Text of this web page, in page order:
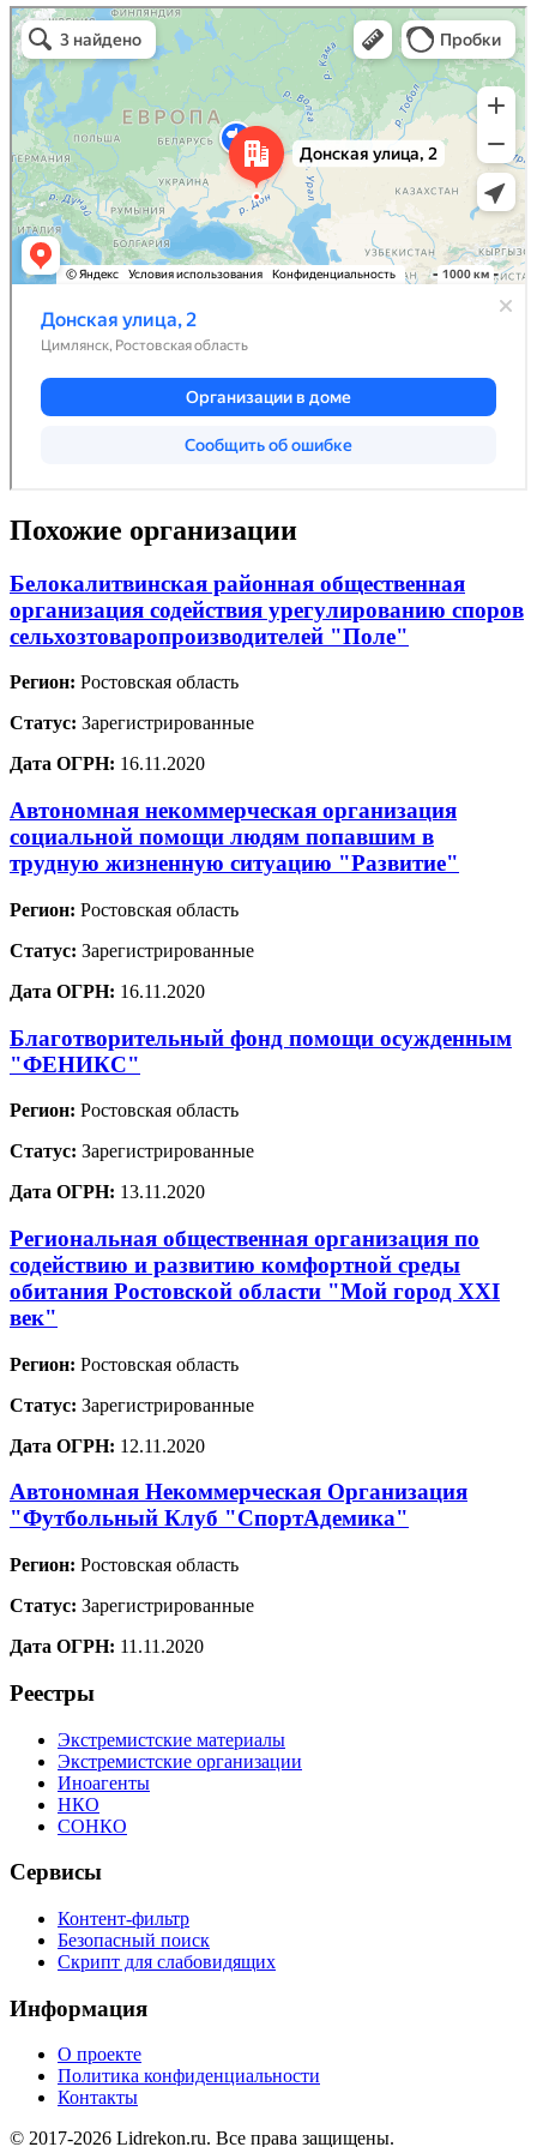
Похожие организации
Белокалитвинская районная общественная
организация содействия урегулированию споров
сельхозтоваропроизводителей "Поле"
Регион: Ростовская область
Статус: Зарегистрированные
Дата ОГРН: 16.11.2020
Автономная некоммерческая организация
социальной помощи людям попавшим в
трудную жизненную ситуацию "Развитие"
Регион: Ростовская область
Статус: Зарегистрированные
Дата ОГРН: 16.11.2020
Благотворительный фонд помощи осужденным
"ФЕНИКС"
Регион: Ростовская область
Статус: Зарегистрированные
Дата ОГРН: 13.11.2020
Региональная общественная организация по
содействию и развитию комфортной среды
обитания Ростовской области "Мой город XXI
век"
Регион: Ростовская область
Статус: Зарегистрированные
Дата ОГРН: 12.11.2020
Автономная Некоммерческая Организация
"Футбольный Клуб "СпортАдемика"
Регион: Ростовская область
Статус: Зарегистрированные
Дата ОГРН: 11.11.2020
Реестры
Экстремистские материалы
Экстремистские организации
Иноагенты
НКО
СОНКО
Сервисы
Контент-фильтр
Безопасный поиск
Скрипт для слабовидящих
Информация
О проекте
Политика конфиденциальности
Контакты
© 2017-2026 Lidrekon.ru. Все права защищены.